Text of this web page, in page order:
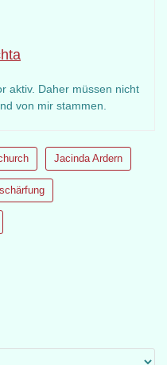
aktiv. Daher müssen nicht
von mir stammen.
Jacinda Ardern